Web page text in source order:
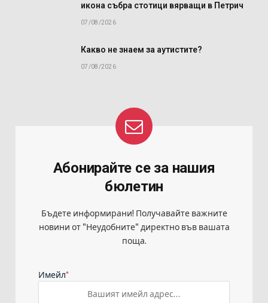
икона събра стотици вярващи в Петрич
07/08/2026
Какво не знаем за аутистите?
07/08/2026
Абонирайте се за нашия
бюлетин
Бъдете информирани! Получавайте важните
новини от "Неудобните" директно във вашата
поща.
Имейл*